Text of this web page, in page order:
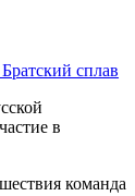
в
команда